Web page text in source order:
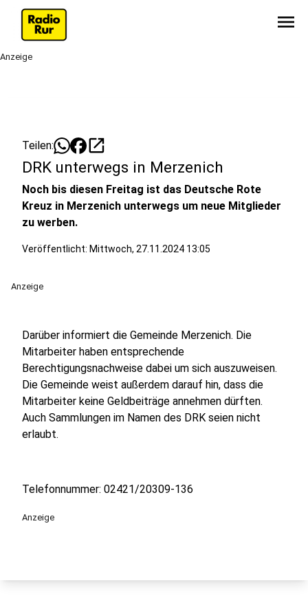
menu
Anzeige
Teilen: open_in_new
DRK unterwegs in Merzenich
Noch bis diesen Freitag ist das Deutsche Rote
Kreuz in Merzenich unterwegs um neue Mitglieder
zu werben.
Veröffentlicht: Mittwoch, 27.11.2024 13:05
Anzeige
Darüber informiert die Gemeinde Merzenich. Die
Mitarbeiter haben entsprechende
Berechtigungsnachweise dabei um sich auszuweisen.
Die Gemeinde weist außerdem darauf hin, dass die
Mitarbeiter keine Geldbeiträge annehmen dürften.
Auch Sammlungen im Namen des DRK seien nicht
erlaubt.
Telefonnummer: 02421/20309-136
Anzeige